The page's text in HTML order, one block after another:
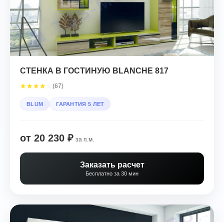
СТЕНКА В ГОСТИНУЮ BLANCHE 817
★★★★ (67)
BLUM ГАРАНТИЯ 5 ЛЕТ
от 20 230 ₽ за п.м.
Заказать расчет
Бесплатно за 30 мин